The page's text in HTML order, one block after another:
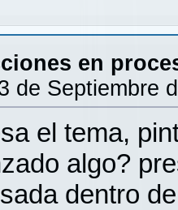
en
de Septiembre
el tema,
algo?
dentro